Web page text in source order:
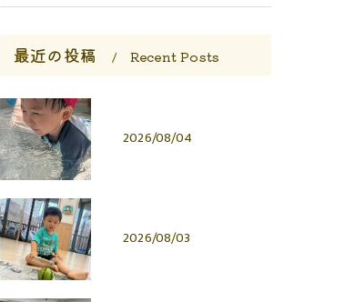
最近の投稿 Recent Posts
2026/08/04
2026/08/03